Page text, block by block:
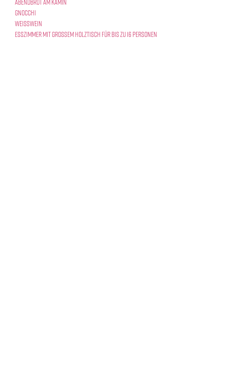
Abendbrot am Kamin
Gnocchi
Weißwein
Esszimmer mit großem Holztisch für bis zu 16 Personen